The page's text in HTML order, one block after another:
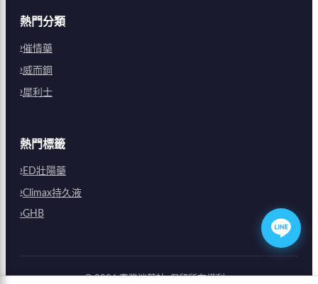
熱門分類
催情藥
威而鋼
犀利士
熱門標籤
ED壯陽藥
Climax持久液
GHB
©2026 臺灣迷藥社. 保留所有權利。